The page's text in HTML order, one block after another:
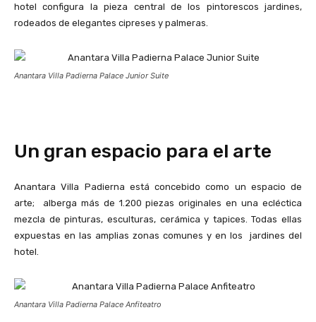
hotel configura la pieza central de los pintorescos jardines,
rodeados de elegantes cipreses y palmeras.
Anantara Villa Padierna Palace Junior Suite
Un gran espacio para el arte
Anantara Villa Padierna está concebido como un espacio de
arte; alberga más de 1.200 piezas originales en una ecléctica
mezcla de pinturas, esculturas, cerámica y tapices. Todas ellas
expuestas en las amplias zonas comunes y en los jardines del
hotel.
Anantara Villa Padierna Palace Anfiteatro